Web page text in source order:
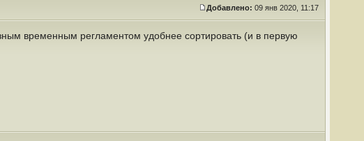
Добавлено: 09 янв 2020, 11:17
временным регламентом удобнее сортировать (и в первую